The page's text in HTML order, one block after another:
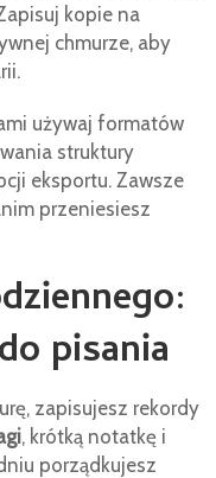
kopie na
chmurze, aby
używaj formatów
struktury
eksportu. Zawsze
przeniesiesz
pisania
zapisujesz rekordy
, krótką notatkę i
porządkujesz